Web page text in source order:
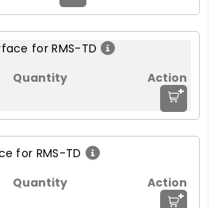
for RMS-TD
+
for RMS-TD
+